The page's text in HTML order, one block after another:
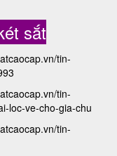
sắt
tin-
tin-
loc-ve-cho-gia-chu
tin-